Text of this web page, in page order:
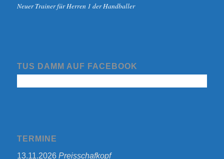
Neuer Trainer für Herren 1 der Handballer
TUS DAMM AUF FACEBOOK
TERMINE
13.11.2026 Preisschafkopf